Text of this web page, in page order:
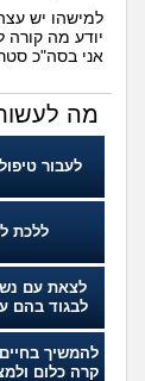
למישהו יש
יודע מה קורה
אני בסה"כ
מה
לעבור
ללכת
לצאת עם
לבגוד בהם
להמשיך
קרה כלום